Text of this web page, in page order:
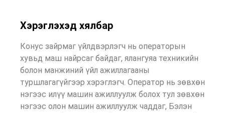
Хэрэглэхэд хялбар
Конус зайрмаг үйлдвэрлэгч нь операторын
хувьд маш найрсаг байдаг, ялангуяа техникийн
болон манжиний үйл ажиллагааны
туршлагагүйгээр хэрэглэгч. Оператор нь зөвхөн
нэгээс илүү машин ажиллуулж болох тул зөвхөн
нэгээс олон машин ажиллуулж чаддаг, Бэлэн